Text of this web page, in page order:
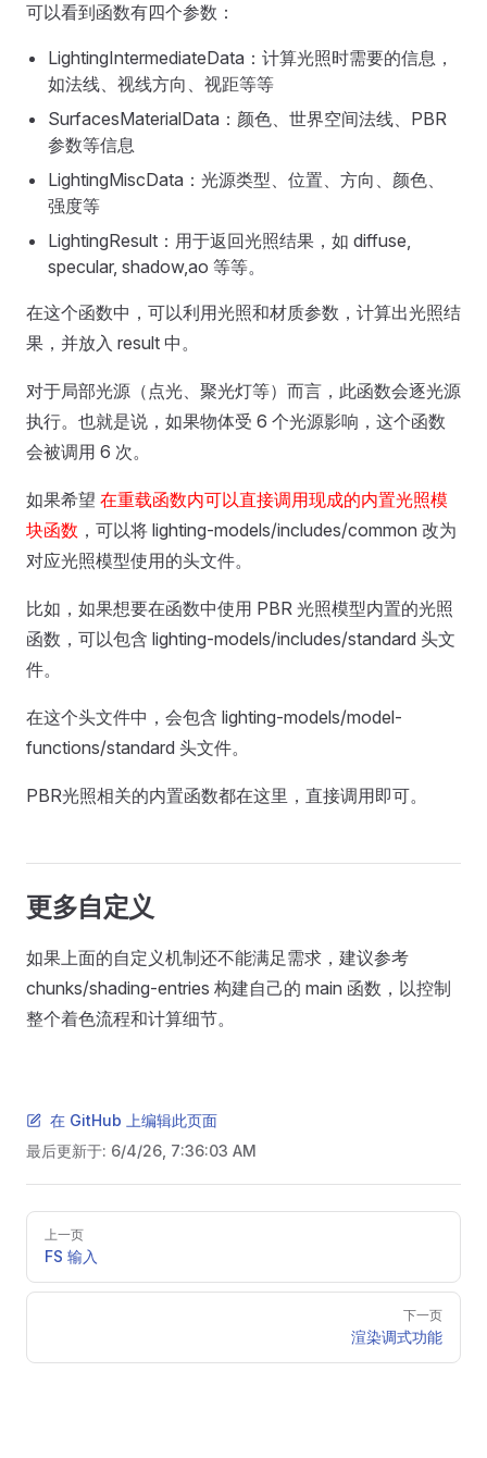
可以看到函数有四个参数：
LightingIntermediateData：计算光照时需要的信息，
如法线、视线方向、视距等等
SurfacesMaterialData：颜色、世界空间法线、PBR
参数等信息
LightingMiscData：光源类型、位置、方向、颜色、
强度等
LightingResult：用于返回光照结果，如 diffuse,
specular, shadow,ao 等等。
在这个函数中，可以利用光照和材质参数，计算出光照结
果，并放入 result 中。
对于局部光源（点光、聚光灯等）而言，此函数会逐光源
执行。也就是说，如果物体受 6 个光源影响，这个函数
会被调用 6 次。
如果希望 在重载函数内可以直接调用现成的内置光照模
块函数 ，可以将 lighting-models/includes/common 改为
对应光照模型使用的头文件。
比如，如果想要在函数中使用 PBR 光照模型内置的光照
函数，可以包含 lighting-models/includes/standard 头文
件。
在这个头文件中，会包含 lighting-models/model-
functions/standard 头文件。
PBR光照相关的内置函数都在这里，直接调用即可。
更多自定义
如果上面的自定义机制还不能满足需求，建议参考
chunks/shading-entries 构建自己的 main 函数，以控制
整个着色流程和计算细节。
在 GitHub 上编辑此页面
最后更新于: 6/4/26, 7:36:03 AM
Pager
上一页
FS 输入
下一页
渲染调式功能